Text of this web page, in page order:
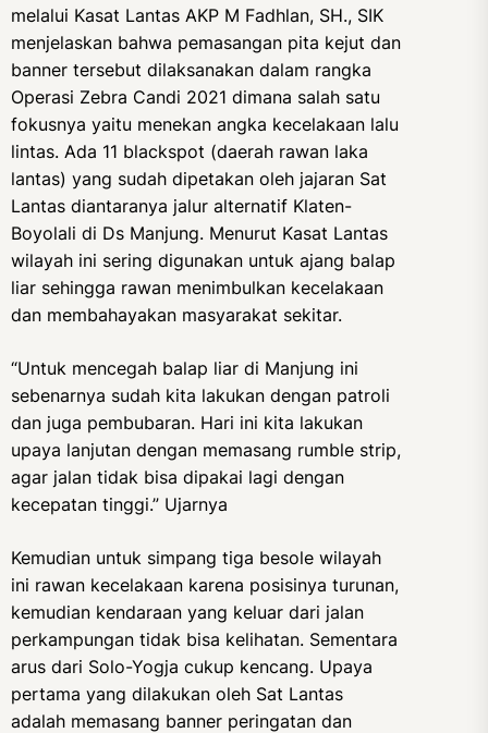
melalui Kasat Lantas AKP M Fadhlan, SH., SIK
menjelaskan bahwa pemasangan pita kejut dan
banner tersebut dilaksanakan dalam rangka
Operasi Zebra Candi 2021 dimana salah satu
fokusnya yaitu menekan angka kecelakaan lalu
lintas. Ada 11 blackspot (daerah rawan laka
lantas) yang sudah dipetakan oleh jajaran Sat
Lantas diantaranya jalur alternatif Klaten-
Boyolali di Ds Manjung. Menurut Kasat Lantas
wilayah ini sering digunakan untuk ajang balap
liar sehingga rawan menimbulkan kecelakaan
dan membahayakan masyarakat sekitar.
“Untuk mencegah balap liar di Manjung ini
sebenarnya sudah kita lakukan dengan patroli
dan juga pembubaran. Hari ini kita lakukan
upaya lanjutan dengan memasang rumble strip,
agar jalan tidak bisa dipakai lagi dengan
kecepatan tinggi.” Ujarnya
Kemudian untuk simpang tiga besole wilayah
ini rawan kecelakaan karena posisinya turunan,
kemudian kendaraan yang keluar dari jalan
perkampungan tidak bisa kelihatan. Sementara
arus dari Solo-Yogja cukup kencang. Upaya
pertama yang dilakukan oleh Sat Lantas
adalah memasang banner peringatan dan